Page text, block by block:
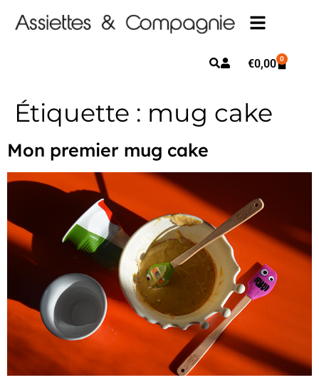
€0,00 0
Étiquette : mug cake
Mon premier mug cake